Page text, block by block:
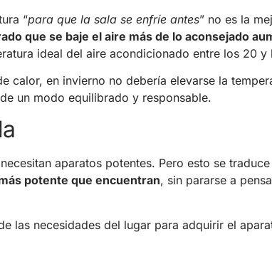
“para que la sala se enfríe antes” no es la
que se baje el aire más de lo aconsejado
ideal del aire acondicionado entre los 20
calor, en invierno no debería elevarse la
un modo equilibrado y responsable.
aparatos potentes. Pero esto se
potente que encuentran, sin pararse a
las necesidades del lugar para adquirir el